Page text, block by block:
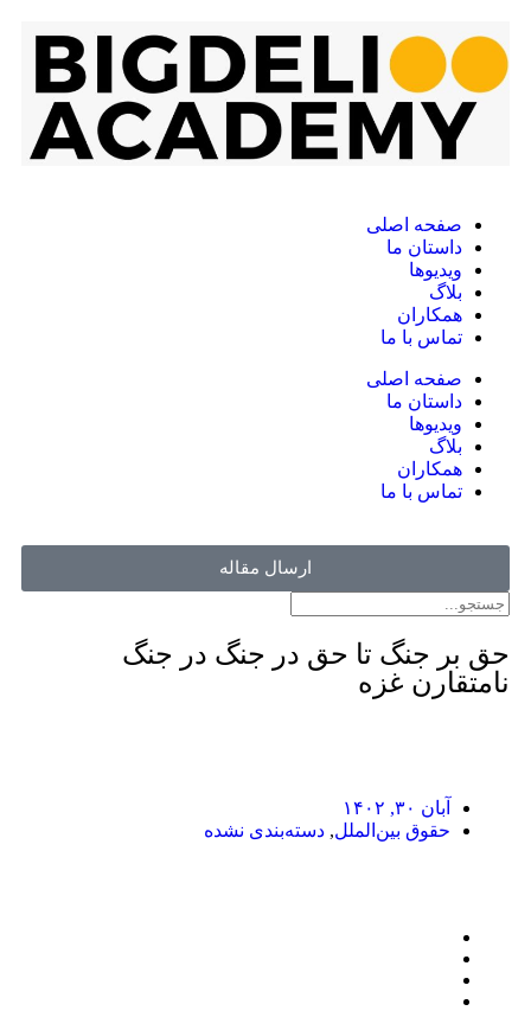
صفحه اصلی
داستان ما
ویدیوها
بلاگ
همکاران
تماس با ما
صفحه اصلی
داستان ما
ویدیوها
بلاگ
همکاران
تماس با ما
ارسال مقاله
حق بر جنگ تا حق در جنگ در جنگ
نامتقارن غزه
آبان ۳۰, ۱۴۰۲
حقوق بین‌الملل, دسته‌بندی نشده